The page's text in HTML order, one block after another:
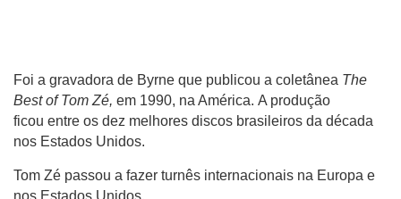
Foi a gravadora de Byrne que publicou a coletânea The
Best of Tom Zé, em 1990, na América. A produção
ficou entre os dez melhores discos brasileiros da década
nos Estados Unidos.
Tom Zé passou a fazer turnês internacionais na Europa e
nos Estados Unidos.